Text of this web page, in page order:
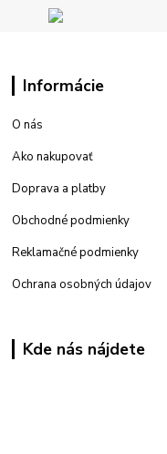
Informácie
O nás
Ako nakupovať
Doprava a platby
Obchodné podmienky
Reklamačné podmienky
Ochrana osobných údajov
Kde nás nájdete